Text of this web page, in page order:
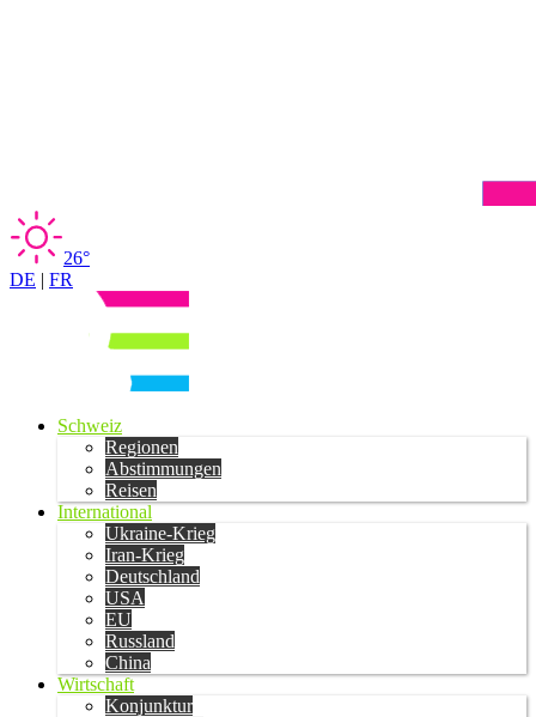
26°
DE | FR
Schweiz
Regionen
Abstimmungen
Reisen
International
Ukraine-Krieg
Iran-Krieg
Deutschland
USA
EU
Russland
China
Wirtschaft
Konjunktur